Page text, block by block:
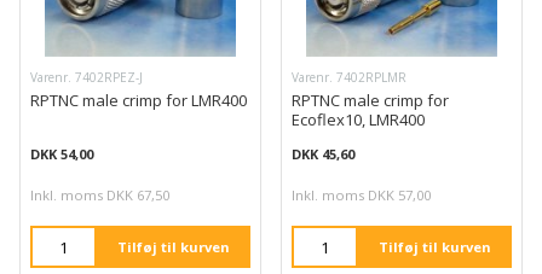
Varenr. 7402RPEZ-J
RPTNC male crimp for LMR400
DKK 54,00
Inkl. moms DKK 67,50
Tilføj til kurven
Varenr. 7402RPLMR
RPTNC male crimp for
Ecoflex10, LMR400
DKK 45,60
Inkl. moms DKK 57,00
Tilføj til kurven